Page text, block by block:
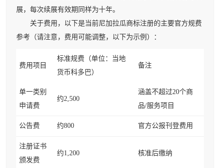
展，每次续展有效期同样为十年。
关于费用，以下是当前尼加拉瓜商标注册的主要官方规费
参考（请注意，费用可能调整，以下为示例）：
费用项目
标准规费（单位：当地
货币科多巴）
备注
单一类别
申请费
约2,500
涵盖不超过20个商
品/服务项目
公告费 约800 官方公报刊登费用
注册证书
颁发费
约1,200 核准后缴纳